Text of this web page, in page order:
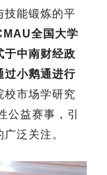
技能锻炼的平
全国大学
于中南财经政
过小鹅通进行
校市场学研究
公益赛事，引
泛关注。